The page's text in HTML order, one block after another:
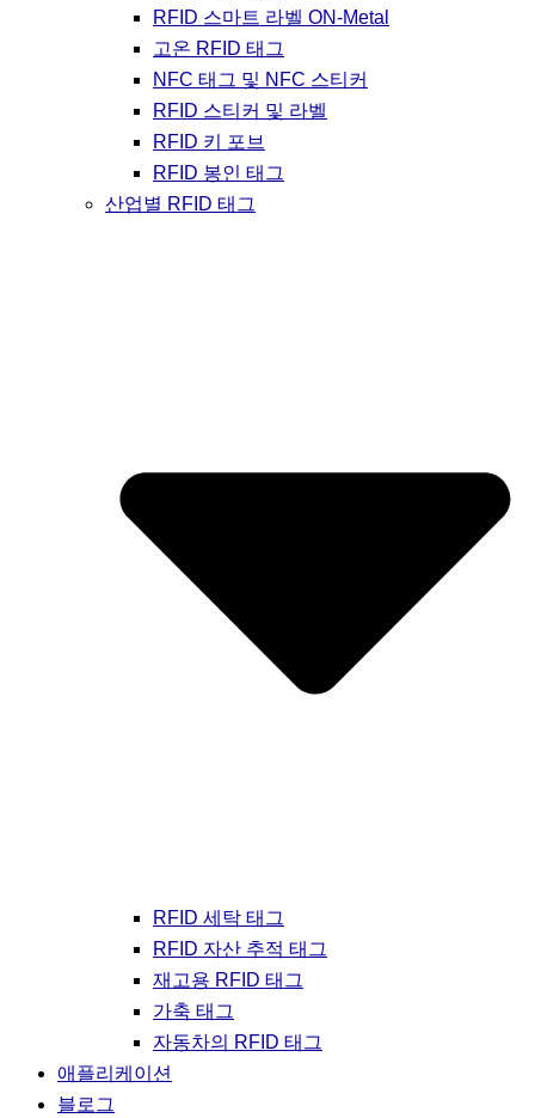
RFID 스마트 라벨 ON-Metal
고온 RFID 태그
NFC 태그 및 NFC 스티커
RFID 스티커 및 라벨
RFID 키 포브
RFID 봉인 태그
산업별 RFID 태그
RFID 세탁 태그
RFID 자산 추적 태그
재고용 RFID 태그
가축 태그
자동차의 RFID 태그
애플리케이션
블로그